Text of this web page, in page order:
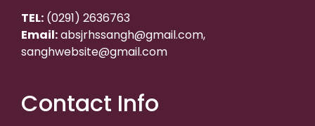
TEL: (0291) 2636763
Email:absjrhssangh@gmail.com,
sanghwebsite@gmail.com
Contact Info